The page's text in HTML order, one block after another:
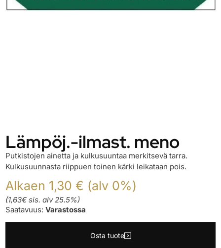
Lämpöj.-ilmast. meno
Putkistojen ainetta ja kulkusuuntaa merkitsevä tarra.
Kulkusuunnasta riippuen toinen kärki leikataan pois.
Alkaen 1,30 € (alv 0%)
(1,63€ sis. alv 25.5%)
Saatavuus:Varastossa
Osta tuote